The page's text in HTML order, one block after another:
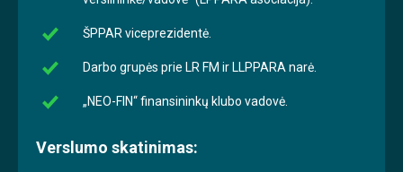
ŠPPAR viceprezidentė.
Darbo grupės prie LR FM ir LLPPARA narė.
„NEO-FIN“ finansininkų klubo vadovė.
Verslumo skatinimas: